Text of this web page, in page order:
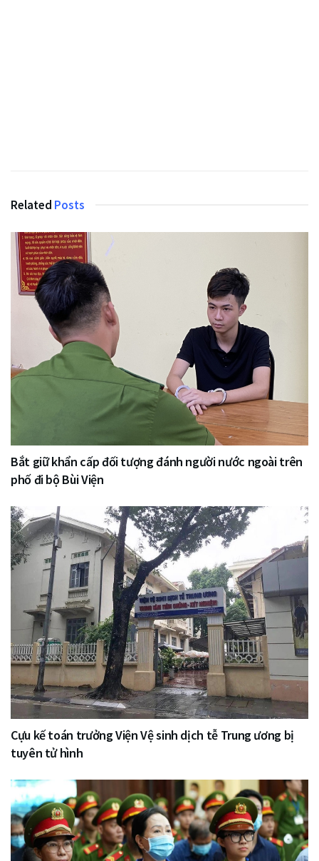
Related Posts
Bắt giữ khẩn cấp đối tượng đánh người nước ngoài trên
phố đi bộ Bùi Viện
Cựu kế toán trưởng Viện Vệ sinh dịch tễ Trung ương bị
tuyên tử hình